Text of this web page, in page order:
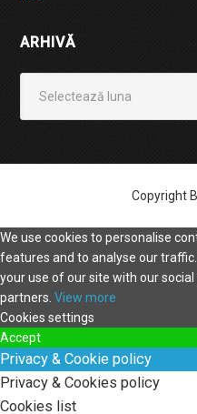
ARHIVĂ
Copyright
We use cookies to personalise
features and to analyse our
your use of our site with our
partners. View more
Cookies settings
Accept
Privacy & Cookie policy
Privacy & Cookies policy
Cookies list